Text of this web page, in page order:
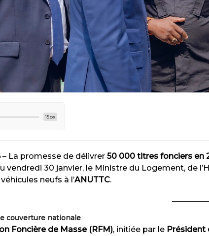
15px
– La promesse de délivrer 50 000 titres fonciers en
vendredi 30 janvier, le Ministre du Logement, de
neufs à l’ANUTTC.
couverture nationale
Foncière de Masse (RFM), initiée par le Président